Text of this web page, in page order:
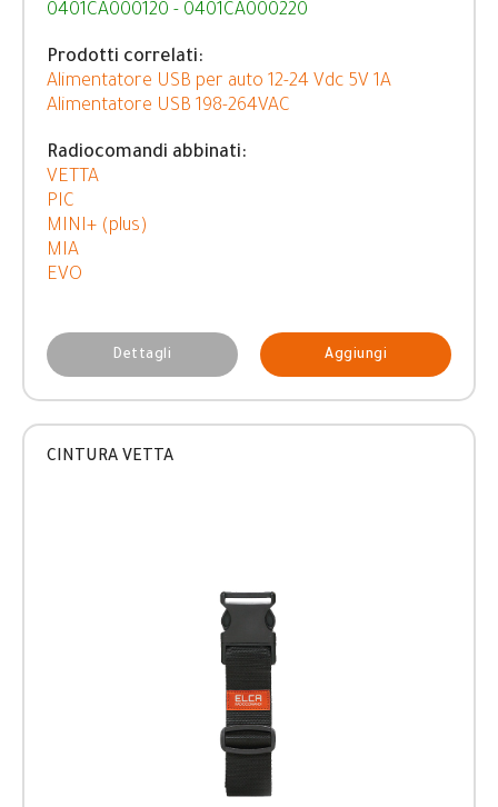
0401CA000120 - 0401CA000220
Prodotti correlati:
Alimentatore USB per auto 12-24 Vdc 5V 1A
Alimentatore USB 198-264VAC
Radiocomandi abbinati:
VETTA
PIC
MINI+ (plus)
MIA
EVO
Dettagli Aggiungi
CINTURA VETTA